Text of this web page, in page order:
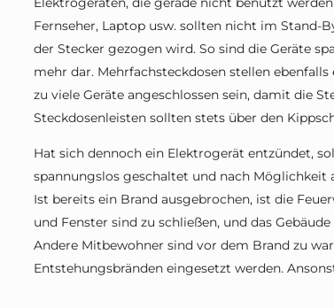
Fernseher, Laptop usw. sollten nicht im Stand-
der Stecker gezogen wird. So sind die Geräte
mehr dar. Mehrfachsteckdosen stellen
zu viele Geräte angeschlossen sein, damit die
Steckdosenleisten sollten stets über den
Hat sich dennoch ein Elektrogerät entzündet,
spannungslos geschaltet und nach Möglichkeit
Ist bereits ein Brand ausgebrochen, ist die
und Fenster sind zu schließen, und das
Andere Mitbewohner sind vor dem Brand zu
Entstehungsbränden eingesetzt werden.